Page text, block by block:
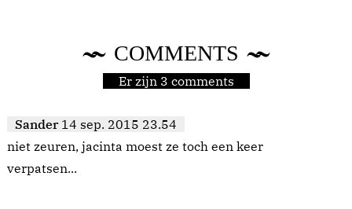
COMMENTS
Er zijn 3 comments
Sander 14 sep. 2015 23.54
niet zeuren, jacinta moest ze toch een keer
verpatsen...